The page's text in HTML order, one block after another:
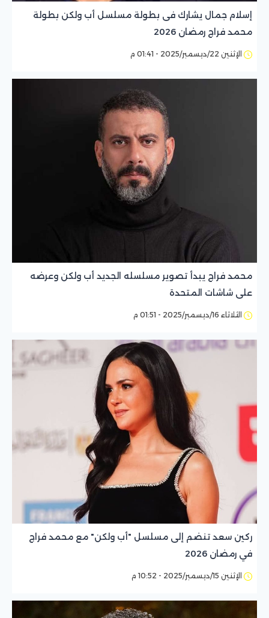
إسلام جمال يشارك فى بطولة مسلسل أب ولكن بطولة
محمد فراج رمضان 2026
الإثنين 22/ديسمبر/2025 - 01:41 م
محمد فراج يبدأ تصوير مسلسله الجديد أب ولكن وعرضه
على شاشات المتحدة
الثلاثاء 16/ديسمبر/2025 - 01:51 م
ركين سعد تنضم إلى مسلسل "أب ولكن" مع محمد فراج
في رمضان 2026
الإثنين 15/ديسمبر/2025 - 10:52 م